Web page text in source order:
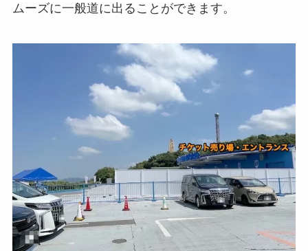
ムーズに一般道に出ることができます。